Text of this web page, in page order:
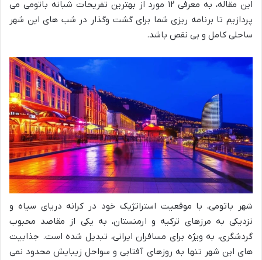
این مقاله، به معرفی ۱۲ مورد از بهترین تفریحات شبانه باتومی می
پردازیم تا برنامه ریزی شما برای گشت وگذار در شب های این شهر
ساحلی کامل و بی نقص باشد.
شهر باتومی، با موقعیت استراتژیک خود در کرانه دریای سیاه و
نزدیکی به مرزهای ترکیه و ارمنستان، به یکی از مقاصد محبوب
گردشگری، به ویژه برای مسافران ایرانی، تبدیل شده است. جذابیت
های این شهر تنها به روزهای آفتابی و سواحل زیبایش محدود نمی